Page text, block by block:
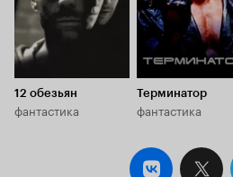
недееспособным. Откровенная
размазня с упором на эмоции, хотя,
не переживалось ни за кого,
глупость происходящего
заслоняла собой всё остальное.
12 обезьян
фантастика
Терминатор
фантастика